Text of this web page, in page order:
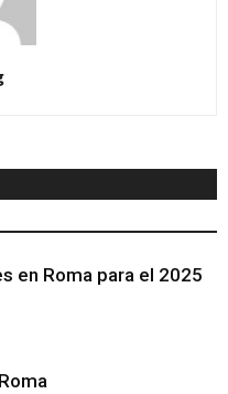
en Roma para el 2025